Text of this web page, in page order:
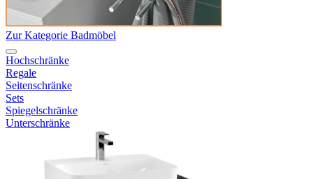
Zur Kategorie Badmöbel
Hochschränke
Regale
Seitenschränke
Sets
Spiegelschränke
Unterschränke